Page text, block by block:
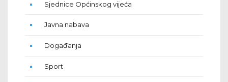
Sjednice Općinskog vijeća
Javna nabava
Događanja
Sport